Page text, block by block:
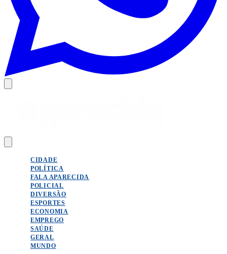
CIDADE
POLÍTICA
FALA APARECIDA
POLICIAL
DIVERSÃO
ESPORTES
ECONOMIA
EMPREGO
SAÚDE
GERAL
MUNDO